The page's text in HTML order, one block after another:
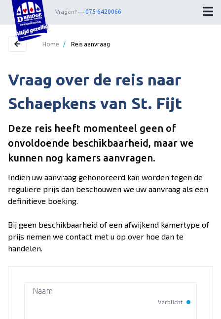
Vragen? 075 6420066
Home
Bestemmingen
Webshop
Nieuwsbrief
Contact
Wedstrijdleiders
Over Dekker-Bridge
Home / Reis aanvraag
Vraag over de reis naar
Schaepkens van St. Fijt
Deze reis heeft momenteel geen of
onvoldoende beschikbaarheid, maar we
kunnen nog kamers aanvragen.
Indien uw aanvraag gehonoreerd kan worden tegen de
reguliere prijs dan beschouwen we uw aanvraag als een
definitieve boeking.
Bij geen beschikbaarheid of een afwijkend kamertype of
prijs nemen we contact met u op over hoe dan te
handelen.
Naam
Verplicht